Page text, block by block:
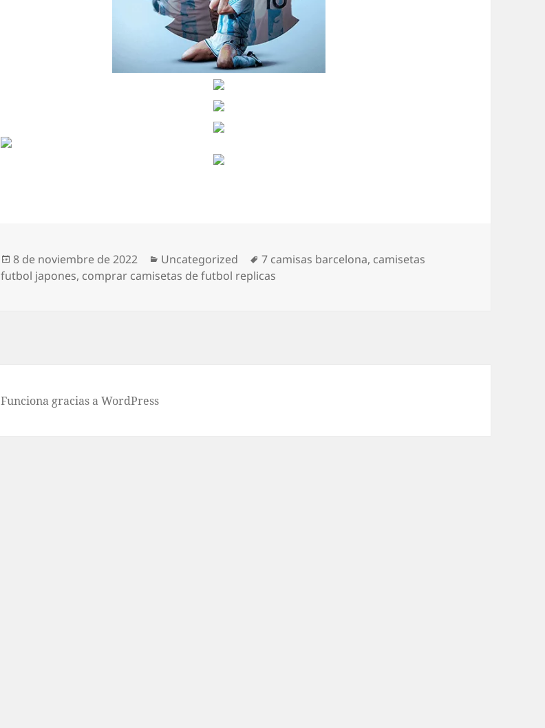
Publicado
el
8 de noviembre de 2022 Categorías
Uncategorized Etiquetas
7 camisas barcelona, camisetas
futbol japones, comprar camisetas de futbol replicas
Funciona gracias a WordPress